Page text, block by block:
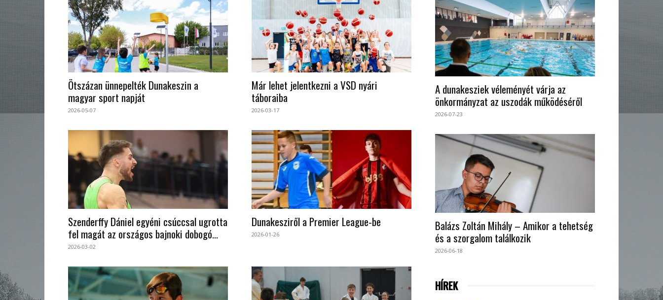
Ötszázan ünnepelték Dunakeszin a
magyar sport napját
2026-05-07
Már lehet jelentkezni a VSD nyári
táboraiba
2026-03-17
Szenderffy Dániel egyéni csúccsal ugrotta
fel magát az országos bajnoki dobogó...
2026-03-02
Dunakesziről a Premier League-be
2026-01-26
A dunakesziek véleményét várja az
önkormányzat az uszodák működéséről
2026-07-23
Balázs Zoltán Mihály – Amikor a tehetség
és a szorgalom találkozik
2026-06-18
HÍREK